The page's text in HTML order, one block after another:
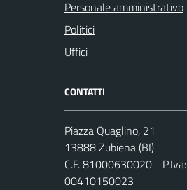
Personale amministrativo
Politici
Uffici
CONTATTI
Piazza Quaglino, 21
13888 Zubiena (BI)
C.F. 81000630020 - P.Iva:
00410150023